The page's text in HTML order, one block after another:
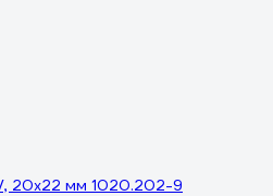
20x22 мм 1020.202-9